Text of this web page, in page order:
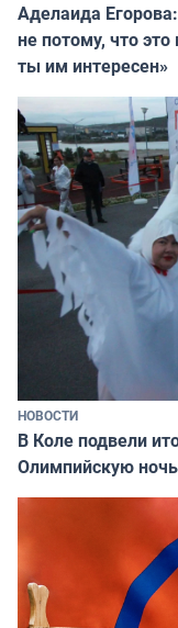
Аделаида
не потому, что
ты им интересен»
НОВОСТИ
В Коле подвели
Олимпийскую